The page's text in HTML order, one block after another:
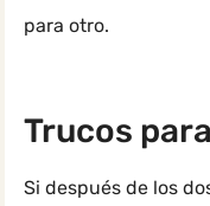
para otro.
Trucos
Si después de los